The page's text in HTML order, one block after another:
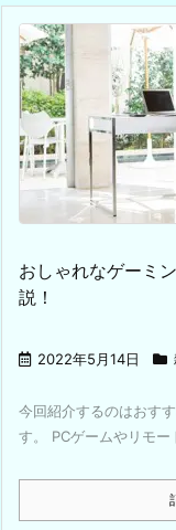
おしゃれなゲーミ
説！
2022年5月14日
今回紹介するのはおす
す。 PCゲームやリモー